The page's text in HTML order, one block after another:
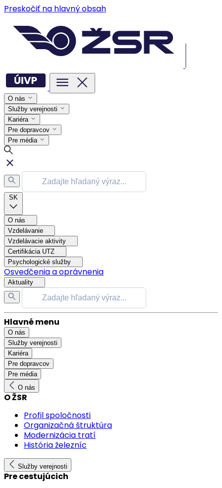
Preskočiť na hlavný obsah
O nás
Služby verejnosti
Kariéra
Pre dopravcov
Pre média
SK
O nás
Vzdelávanie
Vzdelávacie aktivity
Certifikácia UTZ
Psychologické služby
Osvedčenia a oprávnenia
Aktuality
Hlavné menu
O nás
Služby verejnosti
Kariéra
Pre dopravcov
Pre média
O nás
O ŽSR
Profil spoločnosti
Organizačná štruktúra
Modernizácia tratí
História železníc
Služby verejnosti
Pre cestujúcich